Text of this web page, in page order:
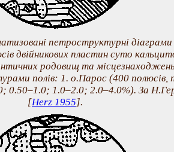
петроcтруктурні діаграми
двійникових пластин суто
родовищ та
полів: 1. о.Парос (400 полюсів,
0.50–1.0; 1.0–2.0; 2.0–4.0%). За
[Herz 1955].